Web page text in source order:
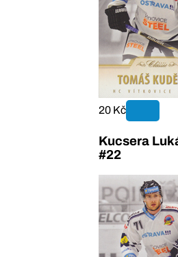
20 Kč
Kucsera
#22